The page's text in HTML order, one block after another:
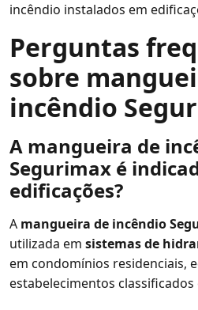
incêndio instalados em
Perguntas
sobre
incêndio
A mangueira de
Segurimax é
edificações?
A mangueira de incêndio
utilizada em sistemas de
em condomínios residenciais,
estabelecimentos classificados